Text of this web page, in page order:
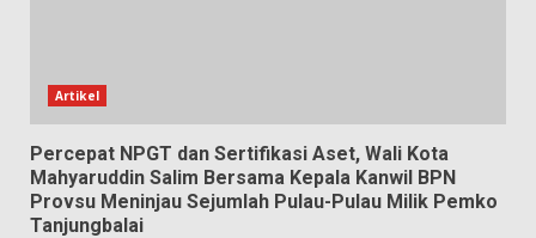
Artikel
Percepat NPGT dan Sertifikasi Aset, Wali Kota
Mahyaruddin Salim Bersama Kepala Kanwil BPN
Provsu Meninjau Sejumlah Pulau-Pulau Milik Pemko
Tanjungbalai